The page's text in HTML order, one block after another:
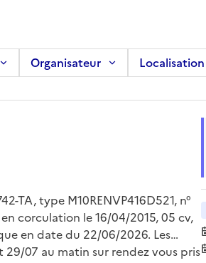
Organisateur Localisation
TA, type M10RENVP416D521, n°
corculation le 16/04/2015, 05 cv,
en date du 22/06/2026. Les
07 au matin sur rendez vous pris